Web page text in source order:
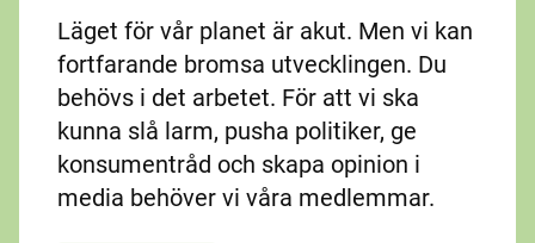
Läget för vår planet är akut. Men vi kan
fortfarande bromsa utvecklingen. Du
behövs i det arbetet. För att vi ska
kunna slå larm, pusha politiker, ge
konsumentråd och skapa opinion i
media behöver vi våra medlemmar.